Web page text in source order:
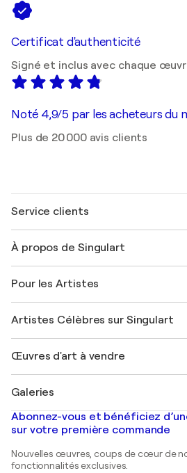
Certificat d'authenticité
Signé et inclus avec chaque
Noté 4,9/5 par les acheteurs du
Plus de 20 000 avis clients
Service clients
Expédition
Offrir une carte cadeau
Rejoignez notre programme
Mon compte
+33 1 76 44 06 42
À propos de Singulart
FAQ
Magazine Singulart
Emplois
Découvrez une sélection d'art
Pour les Artistes
Se connecter en tant qu'Artiste
Artistes Célèbres sur Singulart
Marc Chagall
Banksy
Mr. Brainwash
Shepard Fairey
Œuvres d'art à vendre
Tableaux abstraits à vendre
Peintures de paysage
Estampes
Peintures acryliques
Galeries
Galeries d'art en France
Galeries d'art en Belgique
Abonnez-vous et bénéficiez
sur votre première commande
Nouvelles œuvres, coups de cœur de
fonctionnalités exclusives.